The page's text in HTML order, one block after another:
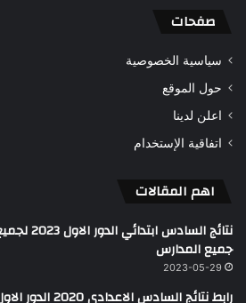
صفحات
سياسية الخصوصية
حول الموقع
اعلن لدينا
اتفاقية الإستخدام
اهم المقالات
جميع المدارس
2023-05-29
رابط نتائج السادس الاعدادي 2020 الدور الاول في العراق